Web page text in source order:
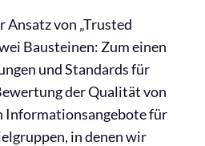
Ansatz von „Trusted
Bausteinen: Zum einen
und Standards für
der Qualität von
Informationsangebote für
in denen wir